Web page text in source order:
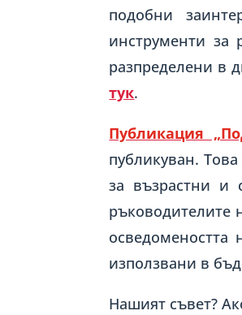
подобни
инструменти за
разпределени в
тук.
Публикация
публикуван.
за възрастни и
ръководителите
осведомеността
използвани в
Нашият съвет?